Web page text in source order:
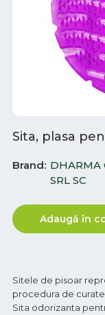
Sita, plasa
Brand DHARMA
SRL SC
Adaugă în
Sitele de pisoar
procedura de
Sita odorizanta